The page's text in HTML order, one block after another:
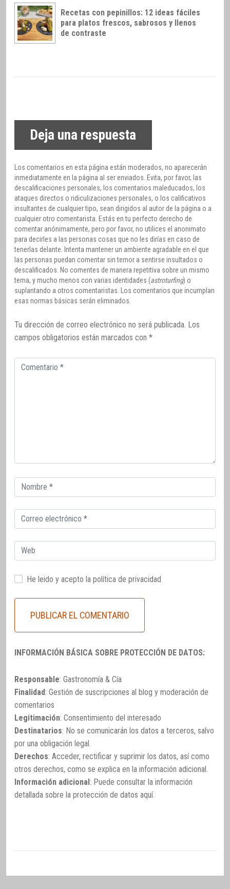
Recetas con pepinillos: 12 ideas fáciles
para platos frescos, sabrosos y llenos
de contraste
Deja una respuesta
Los comentarios en esta página están moderados, no aparecerán
inmediatamente en la página al ser enviados. Evita, por favor, las
descalificaciones personales, los comentarios maleducados, los
ataques directos o ridiculizaciones personales, o los calificativos
insultantes de cualquier tipo, sean dirigidos al autor de la página o a
cualquier otro comentarista. Estás en tu perfecto derecho de
comentar anónimamente, pero por favor, no utilices el anonimato
para decirles a las personas cosas que no les dirías en caso de
tenerlas delante. Intenta mantener un ambiente agradable en el que
las personas puedan comentar sin temor a sentirse insultados o
descalificados. No comentes de manera repetitiva sobre un mismo
tema, y mucho menos con varias identidades (astroturfing) o
suplantando a otros comentaristas. Los comentarios que incumplan
esas normas básicas serán eliminados.
Tu dirección de correo electrónico no será publicada. Los
campos obligatorios están marcados con *
Comentario
Correo
electrónico
Correo
electrónico
Web
He leido y acepto la política de privacidad
INFORMACIÓN BÁSICA SOBRE PROTECCIÓN DE DATOS:
Responsable: Gastronomía & Cía
Finalidad: Gestión de suscripciones al blog y moderación de
comentarios
Legitimación: Consentimiento del interesado
Destinatarios: No se comunicarán los datos a terceros, salvo
por una obligación legal.
Derechos: Acceder, rectificar y suprimir los datos, así como
otros derechos, como se explica en la información adicional.
Información adicional : Puede consultar la información
detallada sobre la protección de datos aquí.